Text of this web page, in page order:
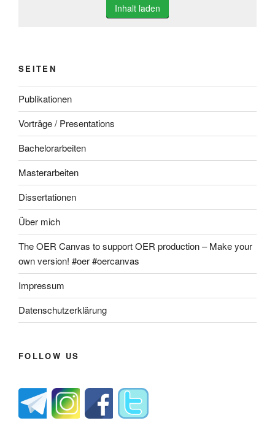
Inhalt laden
SEITEN
Publikationen
Vorträge / Presentations
Bachelorarbeiten
Masterarbeiten
Dissertationen
Über mich
The OER Canvas to support OER production – Make your
own version! #oer #oercanvas
Impressum
Datenschutzerklärung
FOLLOW US